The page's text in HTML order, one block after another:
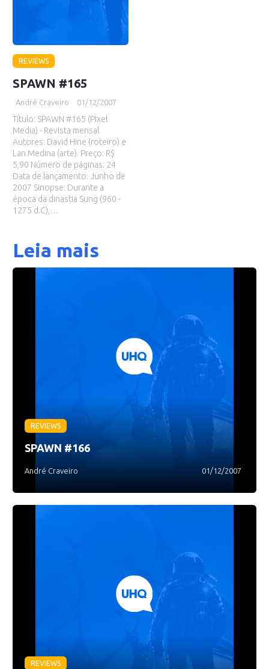
REVIEWS
SPAWN #165
André Craveiro 01/12/2007
Título: SPAWN #165 (Pixel
Media) - Revista mensal
Autores: David Hine (roteiro) e
Lan Medina (arte). Preço: R$
5,90 Número de páginas: 24
Data de lançamento: Junho de
2007 Sinopse: Durante a
época da dinastia Sung (960 -
1275 d.C),…
Leia mais
REVIEWS
SPAWN #166
André Craveiro 01/12/2007
REVIEWS